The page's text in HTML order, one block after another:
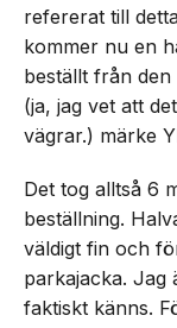
refererat till
kommer nu en
beställt från
(ja, jag vet att
vägrar.) märke
Det tog alltså 6
beställning.
väldigt fin och
parkajacka.
faktiskt känns.